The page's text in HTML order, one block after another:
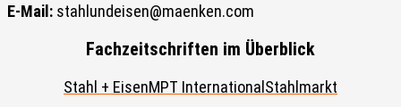
E-Mail: stahlundeisen@maenken.com
Fachzeitschriften im Überblick
Stahl + EisenMPT InternationalStahlmarkt